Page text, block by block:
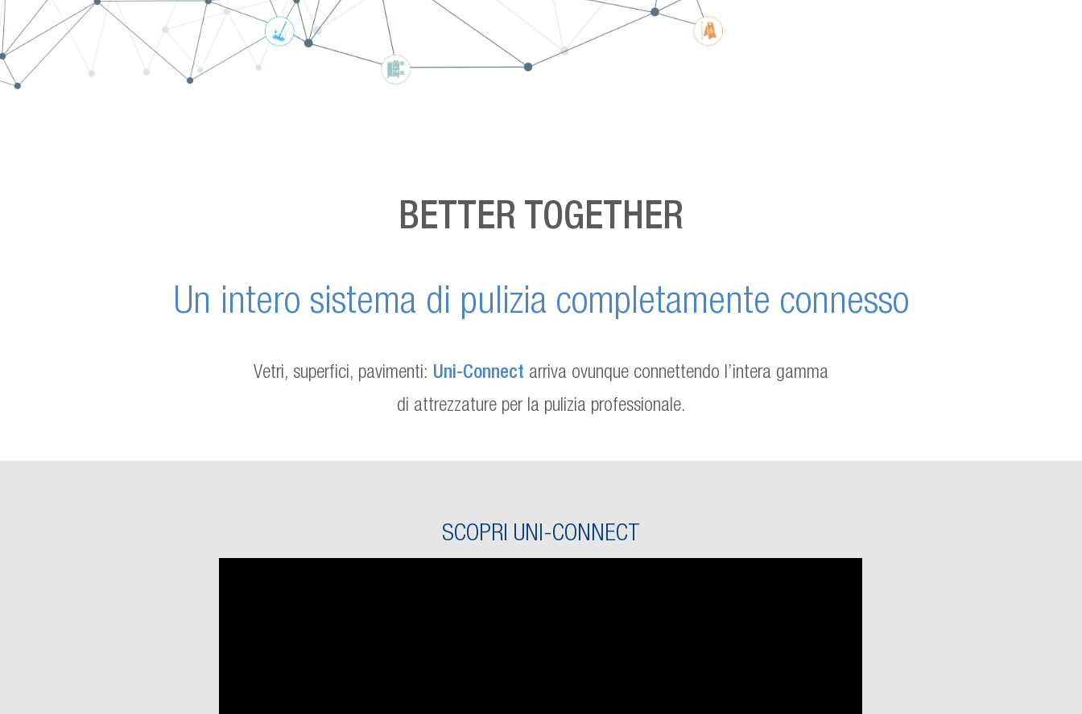
BETTER TOGETHER
Un intero sistema di pulizia completamente connesso
Vetri, superfici, pavimenti: Uni-Connect arriva ovunque connettendo l’intera gamma
di attrezzature per la pulizia professionale.
SCOPRI UNI-CONNECT